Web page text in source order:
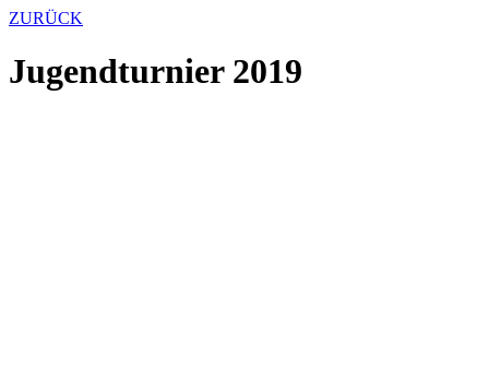
ZURÜCK
Jugendturnier 2019